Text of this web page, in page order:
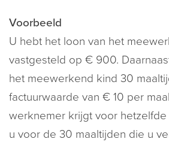
Voorbeeld
U hebt het loon van het
vastgesteld op € 900.
het meewerkend kind 30
factuurwaarde van € 10 per
werknemer krijgt voor hetzelfde
u voor de 30 maaltijden die u